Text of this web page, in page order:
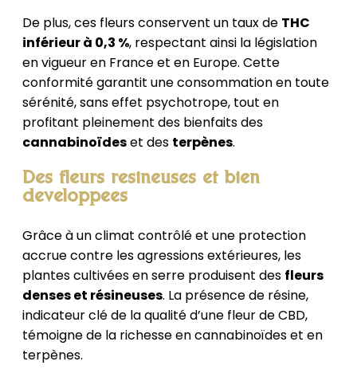
De plus, ces fleurs conservent un taux de THC
inférieur à 0,3 %, respectant ainsi la législation
en vigueur en France et en Europe. Cette
conformité garantit une consommation en toute
sérénité, sans effet psychotrope, tout en
profitant pleinement des bienfaits des
cannabinoïdeset des terpènes.
Des fleurs résineuses et bien
développées
Grâce à un climat contrôlé et une protection
accrue contre les agressions extérieures, les
plantes cultivées en serre produisent des fleurs
denses et résineuses. La présence de résine,
indicateur clé de la qualité d’une fleur de CBD,
témoigne de la richesse en cannabinoïdes et en
terpènes.